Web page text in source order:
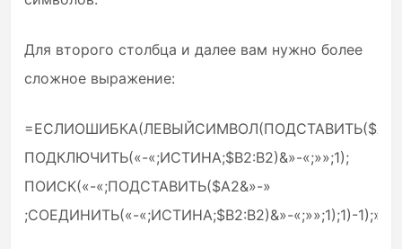
Для второго столбца и далее вам нужно более
сложное выражение:
ПОДКЛЮЧИТЬ(«-«;ИСТИНА;$B2:B2)&»-«;»»;1);
ПОИСК(«-«;ПОДСТАВИТЬ($A2&»-»
;СОЕДИНИТЬ(«-«;ИСТИНА;$B2:B2)&»-«;»»;1);1)-1);»»)